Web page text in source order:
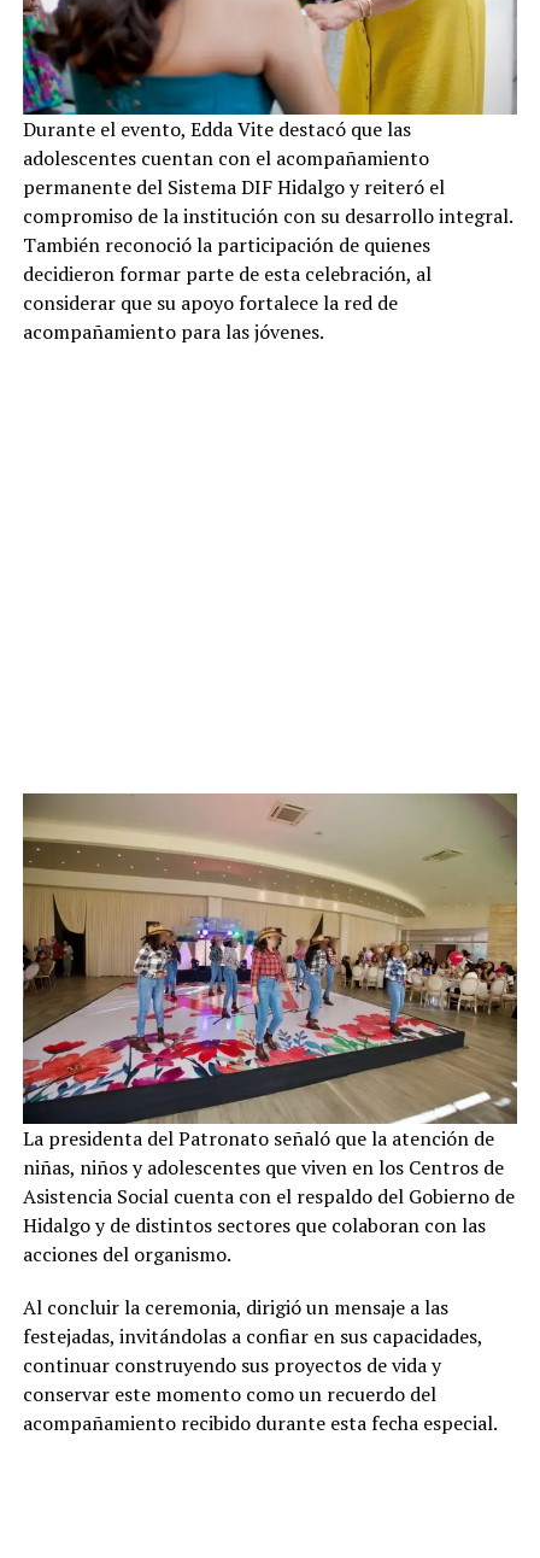
Durante el evento, Edda Vite destacó que las
adolescentes cuentan con el acompañamiento
permanente del Sistema DIF Hidalgo y reiteró el
compromiso de la institución con su desarrollo integral.
También reconoció la participación de quienes
decidieron formar parte de esta celebración, al
considerar que su apoyo fortalece la red de
acompañamiento para las jóvenes.
La presidenta del Patronato señaló que la atención de
niñas, niños y adolescentes que viven en los Centros de
Asistencia Social cuenta con el respaldo del Gobierno de
Hidalgo y de distintos sectores que colaboran con las
acciones del organismo.
Al concluir la ceremonia, dirigió un mensaje a las
festejadas, invitándolas a confiar en sus capacidades,
continuar construyendo sus proyectos de vida y
conservar este momento como un recuerdo del
acompañamiento recibido durante esta fecha especial.